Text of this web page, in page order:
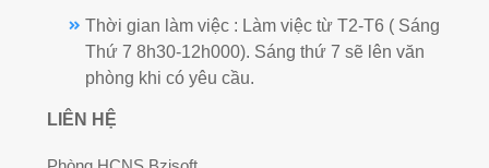
Thời gian làm việc : Làm việc từ T2-T6 ( Sáng
Thứ 7 8h30-12h000). Sáng thứ 7 sẽ lên văn
phòng khi có yêu cầu.
LIÊN HỆ